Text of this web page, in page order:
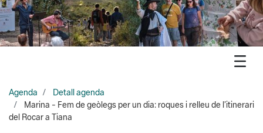
Agenda
Detall agenda
Marina - Fem de geòlegs per un dia: roques i relleu de l’itinerari
del Rocar a Tiana